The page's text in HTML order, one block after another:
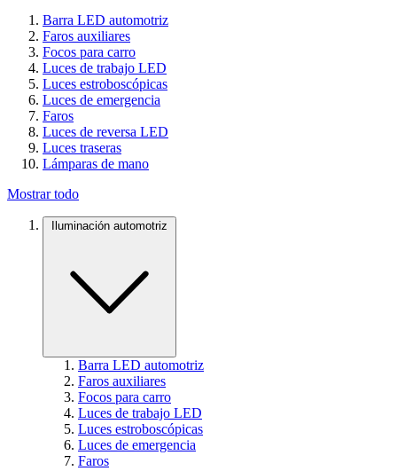
Barra LED automotriz
Faros auxiliares
Focos para carro
Luces de trabajo LED
Luces estroboscópicas
Luces de emergencia
Faros
Luces de reversa LED
Luces traseras
Lámparas de mano
Mostrar todo
Iluminación automotriz
Barra LED automotriz
Faros auxiliares
Focos para carro
Luces de trabajo LED
Luces estroboscópicas
Luces de emergencia
Faros